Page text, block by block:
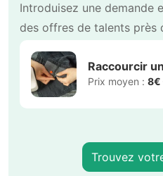
Introduisez une demande
des offres de talents près
Raccourcir
Prix moyen : 8€
Trouvez